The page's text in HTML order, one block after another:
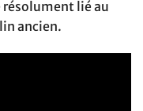
résolument lié au
ancien.